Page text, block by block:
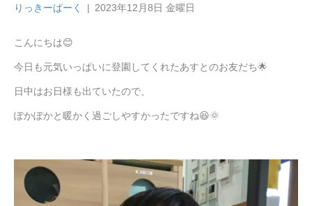
りっきーぱーく | 2023年12月8日 金曜日
こんにちは😊
今日も元気いっぱいに登園してくれたあすとのお友だち🌟
日中はお日様も出ていたので、
ぽかぽかと暖かく過ごしやすかったですね😆🌞